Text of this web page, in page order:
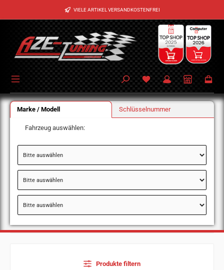
Zum Hauptinhalt springen VIELE ARTIKEL VERSANDKOSTENFREI
Marke / Modell Schlüsselnummer
Fahrzeug auswählen:
Produkte filtern